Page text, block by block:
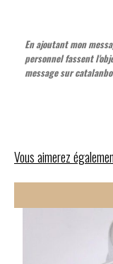
En ajoutant mon
personnel fassent
message sur
Vous aimerez